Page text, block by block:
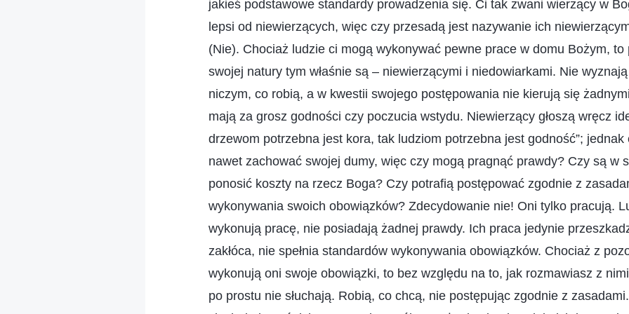
jakieś podstawowe standardy prowadzenia się. Ci tak zwani wierzący w
lepsi od niewierzących, więc czy przesadą jest nazywanie ich
(Nie). Chociaż ludzie ci mogą wykonywać pewne prace w domu Bożym, to
swojej natury tym właśnie są – niewierzącymi i niedowiarkami. Nie
niczym, co robią, a w kwestii swojego postępowania nie kierują się
mają za grosz godności czy poczucia wstydu. Niewierzący głoszą wręcz
drzewom potrzebna jest kora, tak ludziom potrzebna jest godność”;
nawet zachować swojej dumy, więc czy mogą pragnąć prawdy? Czy są w
ponosić koszty na rzecz Boga? Czy potrafią postępować zgodnie z
wykonywania swoich obowiązków? Zdecydowanie nie! Oni tylko pracują.
wykonują pracę, nie posiadają żadnej prawdy. Ich praca jedynie
zakłóca, nie spełnia standardów wykonywania obowiązków. Chociaż z
wykonują oni swoje obowiązki, to bez względu na to, jak rozmawiasz z
po prostu nie słuchają. Robią, co chcą, nie postępując zgodnie z